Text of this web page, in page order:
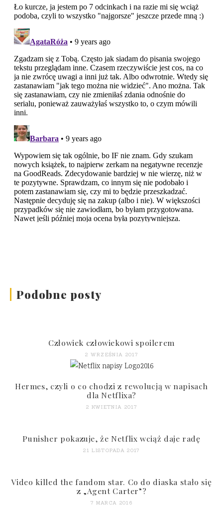
Podobne posty
Człowiek człowiekowi spoilerem
2 WRZEŚNIA 2017
Hermes, czyli o co chodzi z rewolucją w napisach
dla Netflixa?
2 KWIETNIA 2017
Punisher pokazuje, że Netflix wciąż daje radę
21 LISTOPADA 2017
Video killed the fandom star. Co do diaska stało się
z „Agent Carter”?
7 MARCA 2016